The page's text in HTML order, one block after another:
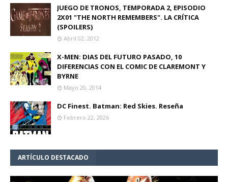
JUEGO DE TRONOS, TEMPORADA 2, EPISODIO
2X01 "THE NORTH REMEMBERS". LA CRÍTICA
(SPOILERS)
Abril 02, 2012
X-MEN: DIAS DEL FUTURO PASADO, 10
DIFERENCIAS CON EL COMIC DE CLAREMONT Y
BYRNE
Mayo 20, 2014
DC Finest. Batman: Red Skies. Reseña
Febrero 22, 2026
ARTÍCULO DESTACADO